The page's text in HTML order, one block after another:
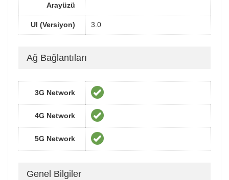
Arayüzü
UI (Versiyon) 3.0
Ağ Bağlantıları
3G Network
4G Network
5G Network
Genel Bilgiler